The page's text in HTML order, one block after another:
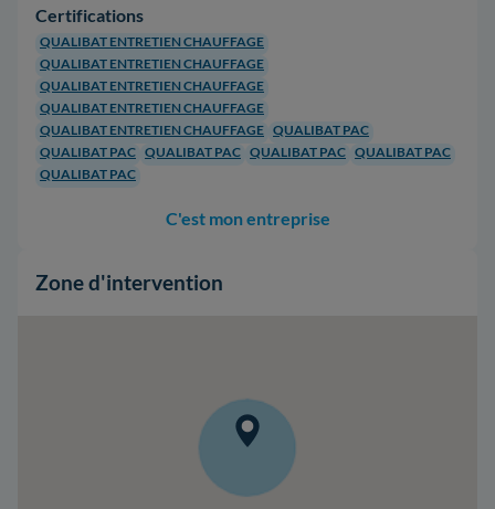
Certifications
QUALIBAT ENTRETIEN CHAUFFAGE
QUALIBAT ENTRETIEN CHAUFFAGE
QUALIBAT ENTRETIEN CHAUFFAGE
QUALIBAT ENTRETIEN CHAUFFAGE
QUALIBAT ENTRETIEN CHAUFFAGE QUALIBAT PAC
QUALIBAT PAC QUALIBAT PAC QUALIBAT PAC QUALIBAT PAC
QUALIBAT PAC
C'est mon entreprise
Zone d'intervention